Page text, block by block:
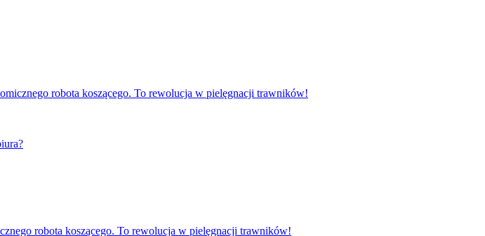
robota koszącego. To rewolucja w pielęgnacji trawników!